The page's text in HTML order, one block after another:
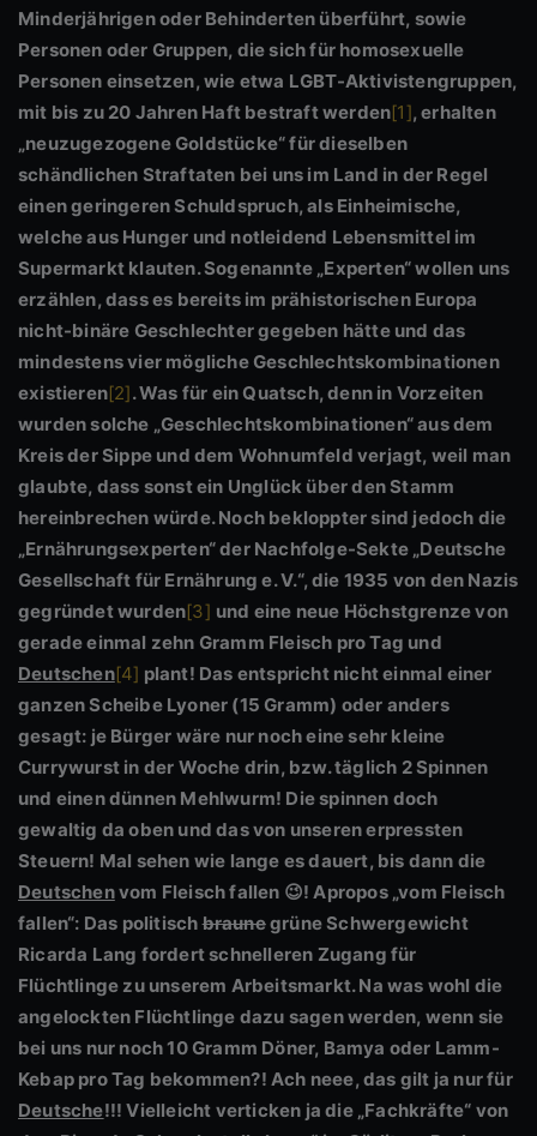
Minderjährigen oder Behinderten überführt, sowie
Personen oder Gruppen, die sich für homosexuelle
Personen einsetzen, wie etwa LGBT-Aktivistengruppen,
mit bis zu 20 Jahren Haft bestraft werden[1], erhalten
„neuzugezogene Goldstücke“ für dieselben
schändlichen Straftaten bei uns im Land in der Regel
einen geringeren Schuldspruch, als Einheimische,
welche aus Hunger und notleidend Lebensmittel im
Supermarkt klauten. Sogenannte „Experten“ wollen uns
erzählen, dass es bereits im prähistorischen Europa
nicht-binäre Geschlechter gegeben hätte und das
mindestens vier mögliche Geschlechtskombinationen
existieren[2]. Was für ein Quatsch, denn in Vorzeiten
wurden solche „Geschlechtskombinationen“ aus dem
Kreis der Sippe und dem Wohnumfeld verjagt, weil man
glaubte, dass sonst ein Unglück über den Stamm
hereinbrechen würde. Noch bekloppter sind jedoch die
„Ernährungsexperten“ der Nachfolge-Sekte „Deutsche
Gesellschaft für Ernährung e. V.“, die 1935 von den Nazis
gegründet wurden[3] und eine neue Höchstgrenze von
gerade einmal zehn Gramm Fleisch pro Tag und
Deutschen[4] plant! Das entspricht nicht einmal einer
ganzen Scheibe Lyoner (15 Gramm) oder anders
gesagt: je Bürger wäre nur noch eine sehr kleine
Currywurst in der Woche drin, bzw. täglich 2 Spinnen
und einen dünnen Mehlwurm! Die spinnen doch
gewaltig da oben und das von unseren erpressten
Steuern! Mal sehen wie lange es dauert, bis dann die
Deutschenvom Fleisch fallen 😉! Apropos „vom Fleisch
fallen“: Das politischbraunegrüne Schwergewicht
Ricarda Lang fordert schnelleren Zugang für
Flüchtlinge zu unserem Arbeitsmarkt. Na was wohl die
angelockten Flüchtlinge dazu sagen werden, wenn sie
bei uns nur noch 10 Gramm Döner, Bamya oder Lamm-
Kebap pro Tag bekommen?! Ach neee, das gilt ja nur für
Deutsche!!! Vielleicht verticken ja die „Fachkräfte“ von